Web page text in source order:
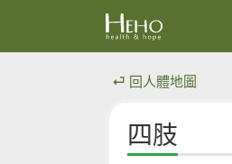
⏎ 回人體地圖
四肢